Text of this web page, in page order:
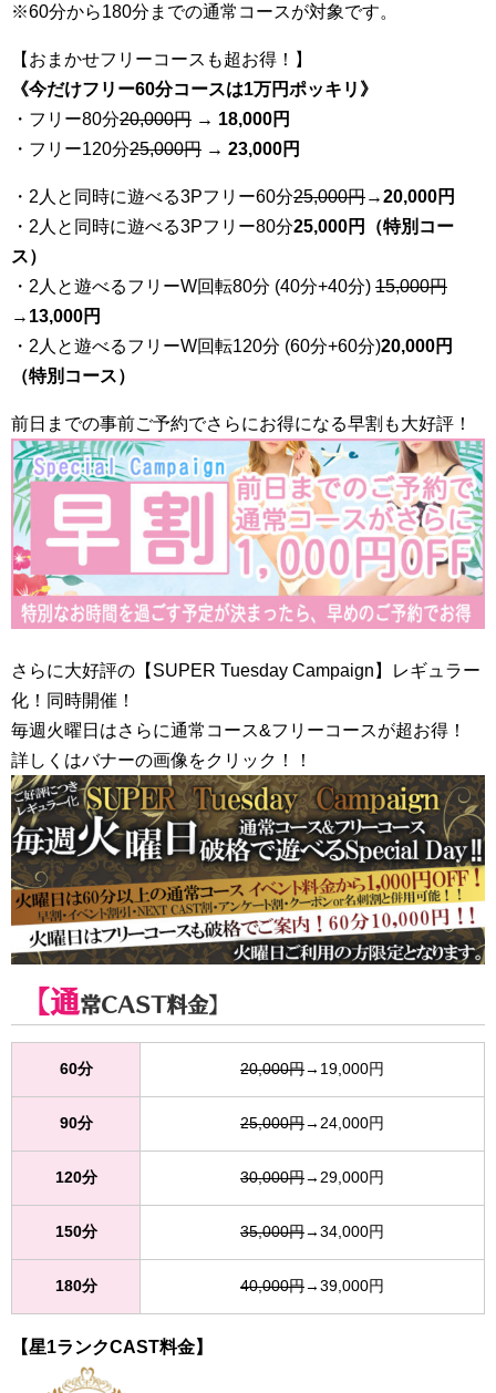
※60分から180分までの通常コースが対象です。
【おまかせフリーコースも超お得！】
《今だけフリー60分コースは1万円ポッキリ》
・フリー80分20,000円 → 18,000円
・フリー120分25,000円 → 23,000円
・2人と同時に遊べる3Pフリー60分25,000円→20,000円
・2人と同時に遊べる3Pフリー80分25,000円（特別コー
ス）
・2人と遊べるフリーW回転80分 (40分+40分) 15,000円
→ 13,000円
・2人と遊べるフリーW回転120分 (60分+60分)20,000円
（特別コース）
前日までの事前ご予約でさらにお得になる早割も大好評！
さらに大好評の【SUPER Tuesday Campaign】レギュラー
化！同時開催！
毎週火曜日はさらに通常コース&フリーコースが超お得！
詳しくはバナーの画像をクリック！！
【通常CAST料金】
60分 20,000円→19,000円
90分 25,000円→24,000円
120分 30,000円→29,000円
150分 35,000円→34,000円
180分 40,000円→39,000円
【星1ランクCAST料金】